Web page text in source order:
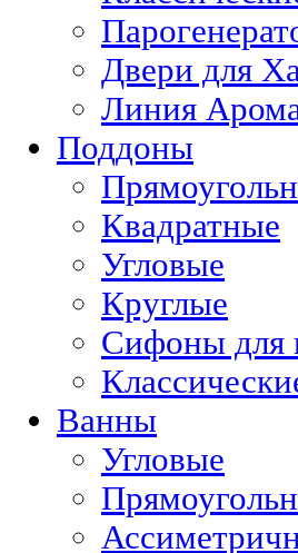
Двери для
Линия
Поддоны
Квадратные
Угловые
Круглые
Сифоны для
Ванны
Угловые